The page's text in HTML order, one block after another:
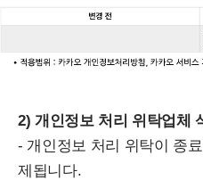
2) 개인정보 처리 위탁업체
- 개인정보 처리 위탁이 종
제됩니다.